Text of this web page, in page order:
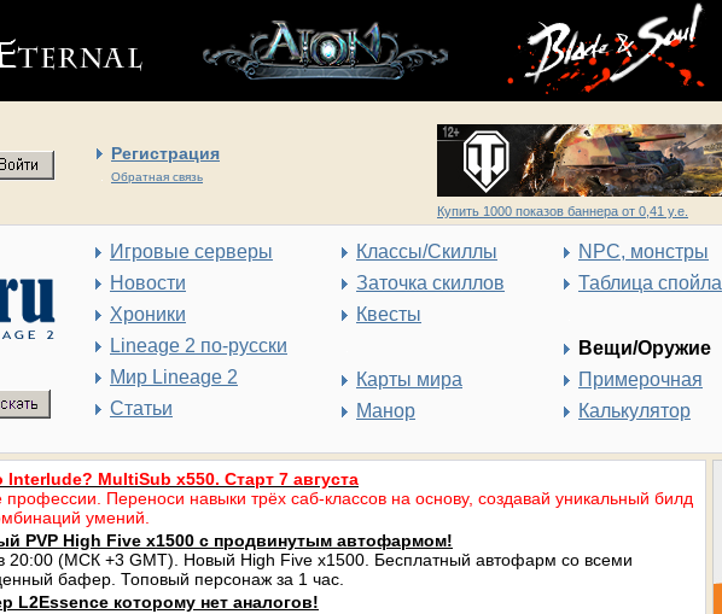
Регистрация
Обратная связь
Купить 1000 показов баннера от 0,41 у.е.
Игровые серверы
Новости
Хроники
Lineage 2 по-русски
Мир Lineage 2
Статьи
Классы/Скиллы
Заточка скиллов
Квесты
Карты мира
Манор
NPC, монстры
Таблица спойла
Вещи/Оружие
Примерочная
Калькулятор
Interlude? MultiSub x550. Старт 7 августа
Переноси навыки трёх саб-классов на основу, создавай уникальный билд
умений.
PVP High Five x1500 с продвинутым автофармом!
20:00 (МСК +3 GMT). Новый High Five x1500. Бесплатный автофарм со всеми
бафер. Топовый персонаж за 1 час.
L2Essence которому нет аналогов!